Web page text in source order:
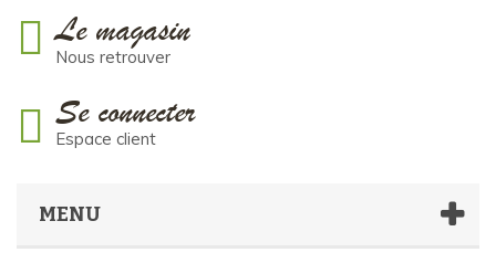
Le magasin
Nous retrouver
Se connecter
Espace client
MENU